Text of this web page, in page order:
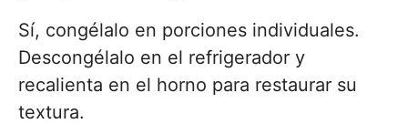
Sí, congélalo en porciones individuales.
Descongélalo en el refrigerador y
recalienta en el horno para restaurar su
textura.